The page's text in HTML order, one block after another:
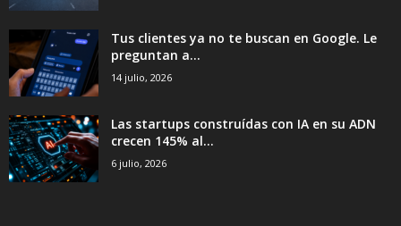
Tus clientes ya no te buscan en Google. Le
preguntan a...
14 julio, 2026
Las startups construídas con IA en su ADN
crecen 145% al...
6 julio, 2026